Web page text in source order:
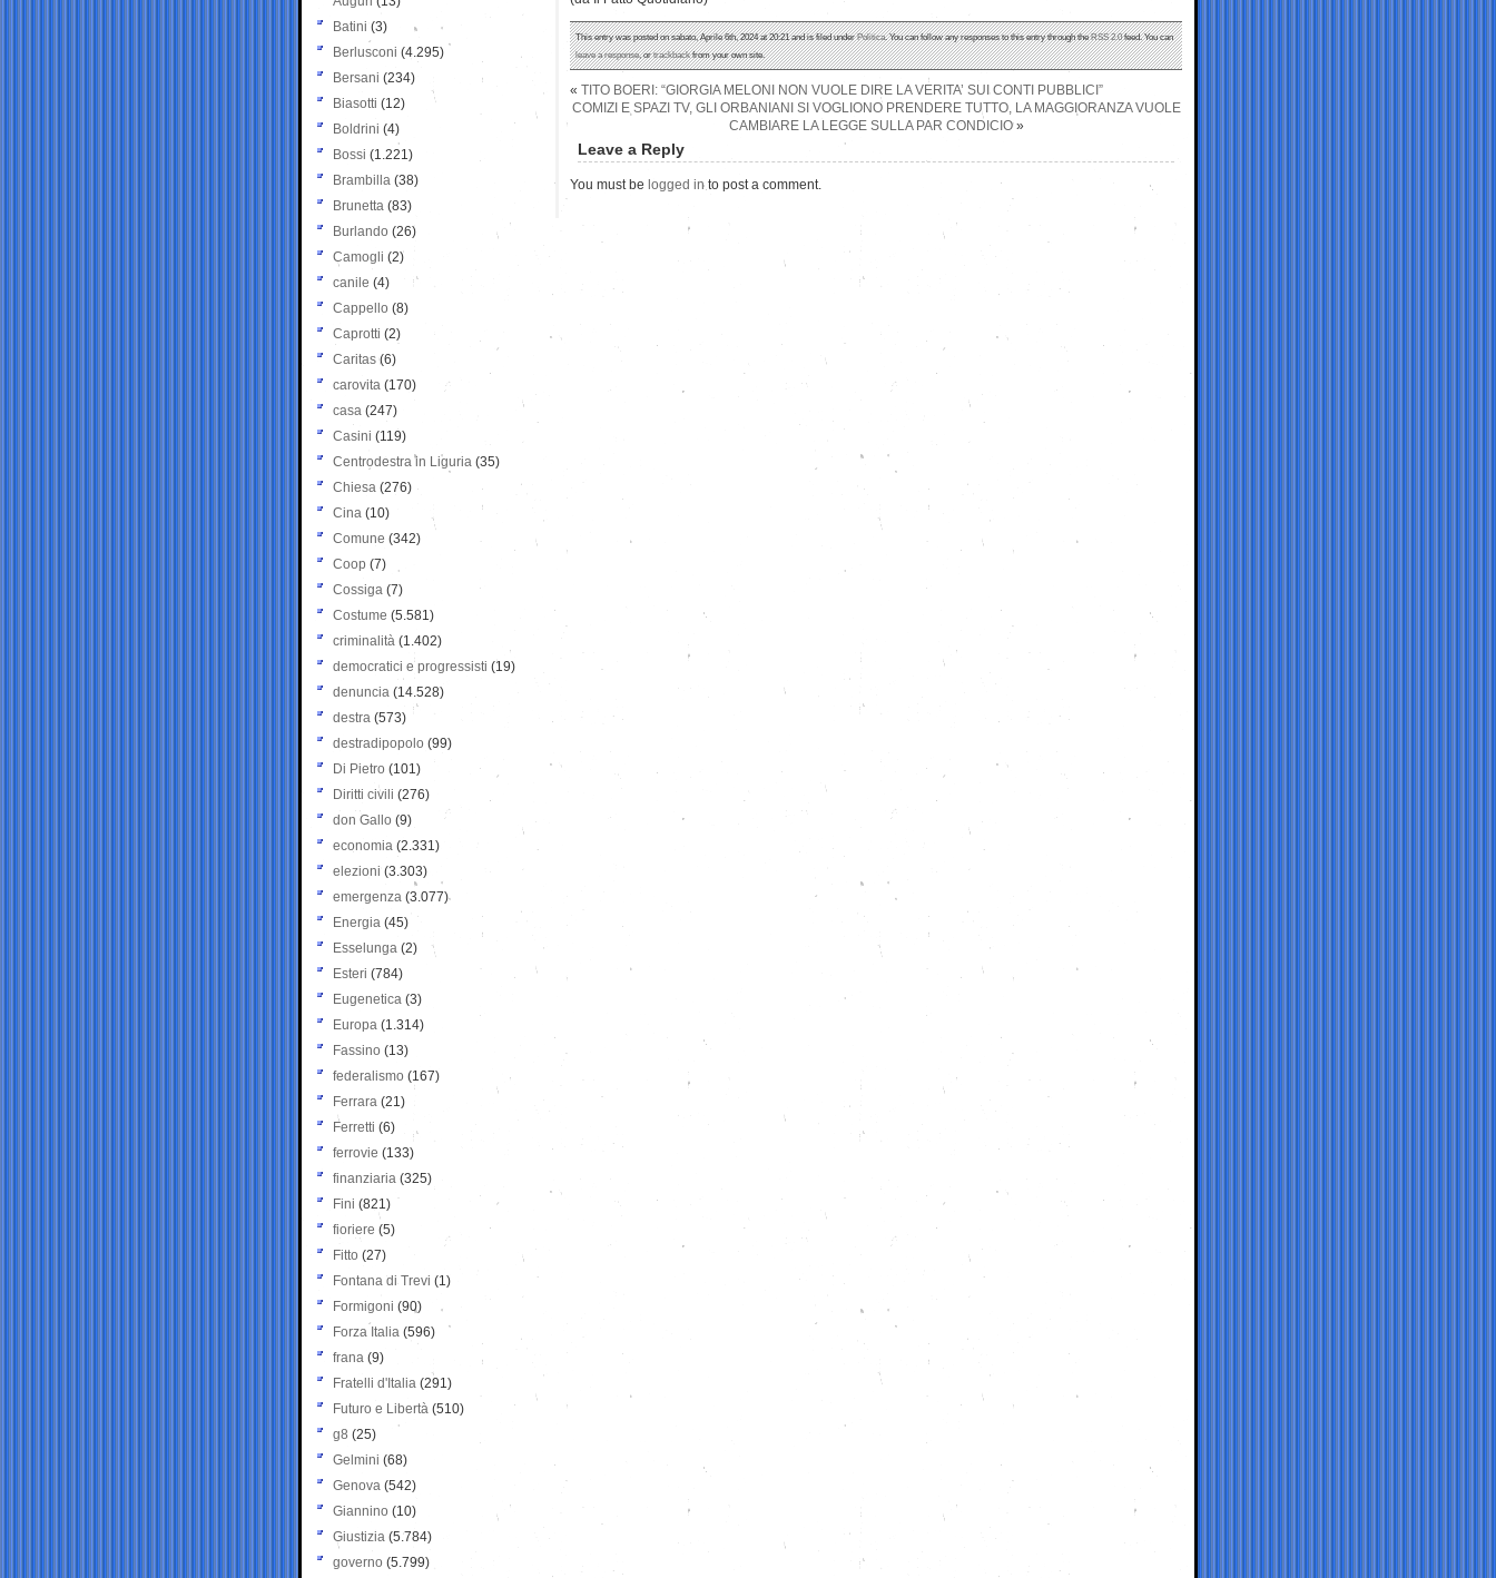
This entry was posted on sabato, Aprile 6th, 2024 at 20:21 and is filed underPolitica. You can follow any responses to this entry through theRSS 2.0feed. You can
leave a response, ortrackbackfrom your own site.
« TITO BOERI: “GIORGIA MELONI NON VUOLE DIRE LA VERITA’ SUI CONTI PUBBLICI”
COMIZI E SPAZI TV, GLI ORBANIANI SI VOGLIONO PRENDERE TUTTO, LA MAGGIORANZA VUOLE
CAMBIARE LA LEGGE SULLA PAR CONDICIO»
Leave a Reply
You must be logged in to post a comment.
Batini (3)
Berlusconi (4.295)
Bersani (234)
Biasotti (12)
Boldrini (4)
Bossi (1.221)
Brambilla (38)
Brunetta (83)
Burlando (26)
Camogli (2)
canile (4)
Cappello (8)
Caprotti (2)
Caritas (6)
carovita (170)
casa (247)
Casini (119)
Centrodestra in Liguria (35)
Chiesa (276)
Cina (10)
Comune (342)
Coop (7)
Cossiga (7)
Costume (5.581)
criminalità (1.402)
democratici e progressisti (19)
denuncia (14.528)
destra (573)
destradipopolo (99)
Di Pietro (101)
Diritti civili (276)
don Gallo (9)
economia (2.331)
elezioni (3.303)
emergenza (3.077)
Energia (45)
Esselunga (2)
Esteri (784)
Eugenetica (3)
Europa (1.314)
Fassino (13)
federalismo (167)
Ferrara (21)
Ferretti (6)
ferrovie (133)
finanziaria (325)
Fini (821)
fioriere (5)
Fitto (27)
Fontana di Trevi (1)
Formigoni (90)
Forza Italia (596)
frana (9)
Fratelli d'Italia (291)
Futuro e Libertà (510)
g8 (25)
Gelmini (68)
Genova (542)
Giannino (10)
Giustizia (5.784)
governo (5.799)